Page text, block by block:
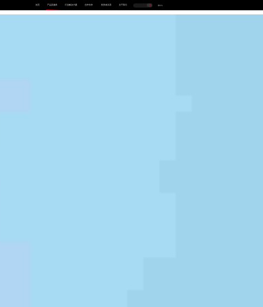
首页 产品及服务 行业解决方案 合作伙伴 投资者关系 关于我们 中EN